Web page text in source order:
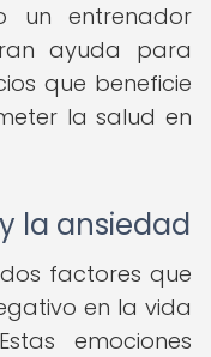
un entrenador
ayuda para
que beneficie
la salud en
la ansiedad
factores que
en la vida
emociones